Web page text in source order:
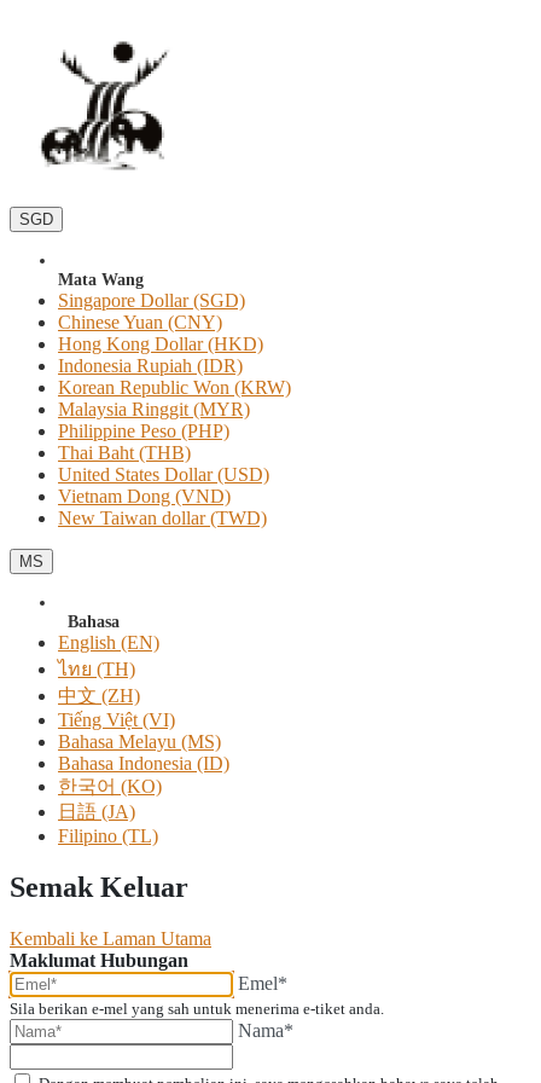
SGD
Mata Wang
Singapore Dollar (SGD)
Chinese Yuan (CNY)
Hong Kong Dollar (HKD)
Indonesia Rupiah (IDR)
Korean Republic Won (KRW)
Malaysia Ringgit (MYR)
Philippine Peso (PHP)
Thai Baht (THB)
United States Dollar (USD)
Vietnam Dong (VND)
New Taiwan dollar (TWD)
MS
Bahasa
English (EN)
ไทย (TH)
中文 (ZH)
Tiếng Việt (VI)
Bahasa Melayu (MS)
Bahasa Indonesia (ID)
한국어 (KO)
日語 (JA)
Filipino (TL)
Semak Keluar
Kembali ke Laman Utama
Maklumat Hubungan
Emel*
Sila berikan e-mel yang sah untuk menerima e-tiket anda.
Nama*